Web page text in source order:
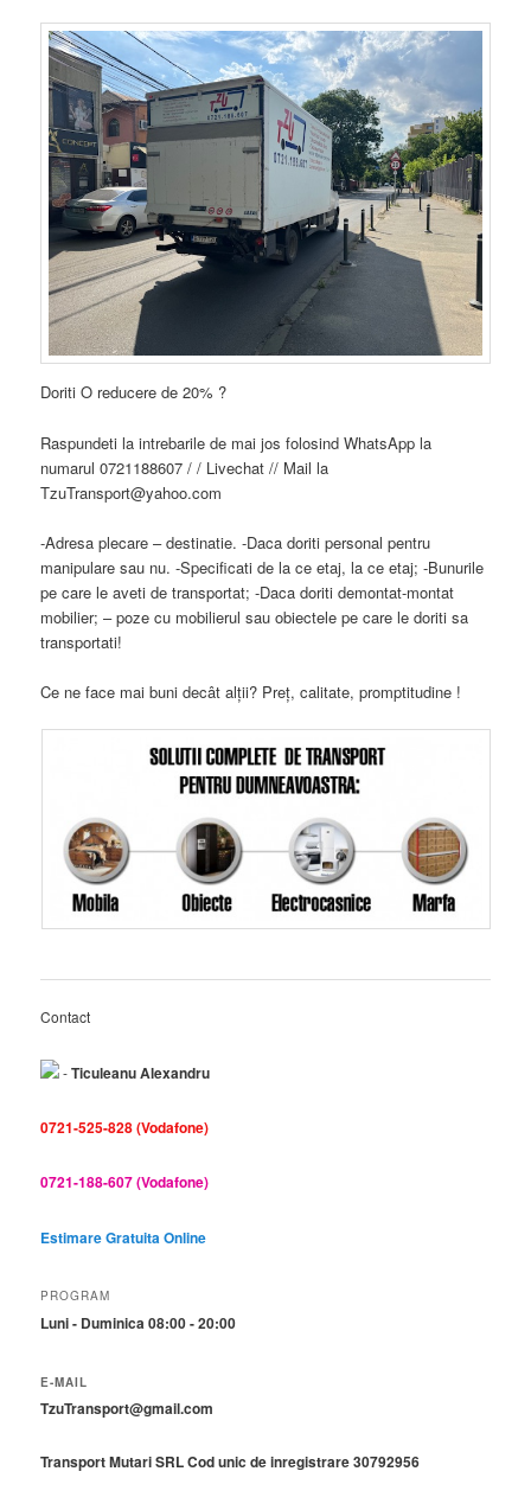
Doriti O reducere de 20% ?
Raspundeti la intrebarile de mai jos folosind WhatsApp la
numarul 0721188607 / / Livechat // Mail la
TzuTransport@yahoo.com
-Adresa plecare – destinatie. -Daca doriti personal pentru
manipulare sau nu. -Specificati de la ce etaj, la ce etaj; -Bunurile
pe care le aveti de transportat; -Daca doriti demontat-montat
mobilier; – poze cu mobilierul sau obiectele pe care le doriti sa
transportati!
Ce ne face mai buni decât alţii? Preţ, calitate, promptitudine !
Contact
-Ticuleanu Alexandru
0721-525-828 (Vodafone)
0721-188-607 (Vodafone)
Estimare Gratuita Online
PROGRAM
Luni - Duminica 08:00 - 20:00
E-MAIL
TzuTransport@gmail.com
Transport Mutari SRLCod unic de inregistrare 30792956